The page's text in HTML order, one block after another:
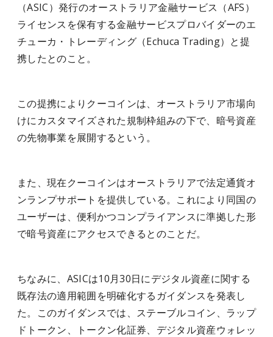
（ASIC）発行のオーストラリア金融サービス（AFS）
ライセンスを保有する金融サービスプロバイダーのエ
チューカ・トレーディング（Echuca Trading）と提
携したとのこと。
この提携によりクーコインは、オーストラリア市場向
けにカスタマイズされた規制枠組みの下で、暗号資産
の先物事業を展開するという。
また、現在クーコインはオーストラリアで法定通貨オ
ンランプサポートを提供している。これにより同国の
ユーザーは、便利かつコンプライアンスに準拠した形
で暗号資産にアクセスできるとのことだ。
ちなみに、ASICは10月30日にデジタル資産に関する
既存法の適用範囲を明確化するガイダンスを発表し
た。このガイダンスでは、ステーブルコイン、ラップ
ドトークン、トークン化証券、デジタル資産ウォレッ